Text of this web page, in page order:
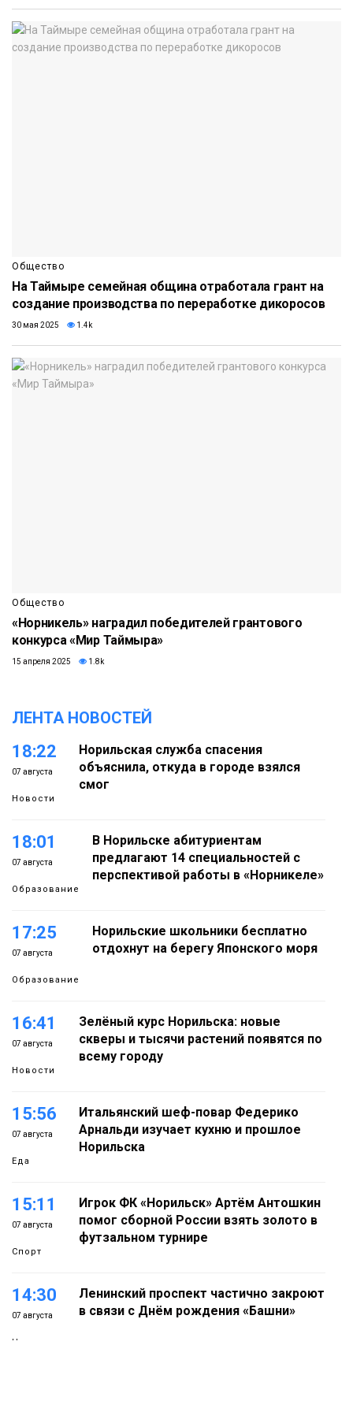
Общество
На Таймыре семейная община отработала грант на
создание производства по переработке дикоросов
30 мая 2025 1.4k
Общество
«Норникель» наградил победителей грантового
конкурса «Мир Таймыра»
15 апреля 2025 1.8k
ЛЕНТА НОВОСТЕЙ
18:22
07 августа
Новости
Норильская служба спасения
объяснила, откуда в городе взялся
смог
18:01
07 августа
Образование
В Норильске абитуриентам
предлагают 14 специальностей с
перспективой работы в «Норникеле»
17:25
07 августа
Образование
Норильские школьники бесплатно
отдохнут на берегу Японского моря
16:41
07 августа
Новости
Зелёный курс Норильска: новые
скверы и тысячи растений появятся по
всему городу
15:56
07 августа
Еда
Итальянский шеф-повар Федерико
Арнальди изучает кухню и прошлое
Норильска
15:11
07 августа
Спорт
Игрок ФК «Норильск» Артём Антошкин
помог сборной России взять золото в
футзальном турнире
14:30
07 августа
Новости
Ленинский проспект частично закроют
в связи с Днём рождения «Башни»